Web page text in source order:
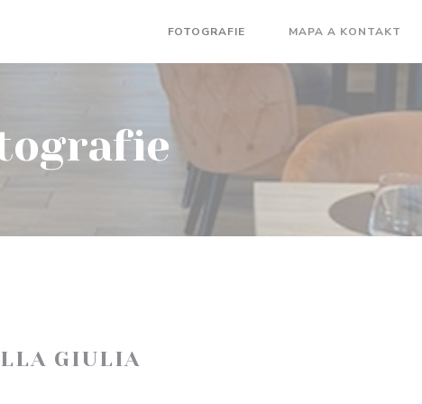
FOTOGRAFIE MAPA A KONTAKT
GIULIA